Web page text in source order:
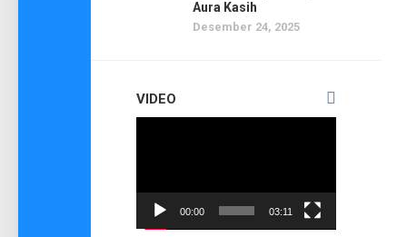
Aura Kasih
Desember 24, 2025
VIDEO
00:00 03:11